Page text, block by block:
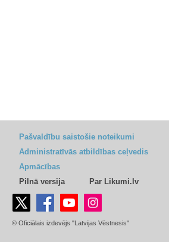
Pašvaldību saistošie noteikumi
Administratīvās atbildības ceļvedis
Apmācības
Pilnā versija
Par Likumi.lv
© Oficiālais izdevējs "Latvijas Vēstnesis"